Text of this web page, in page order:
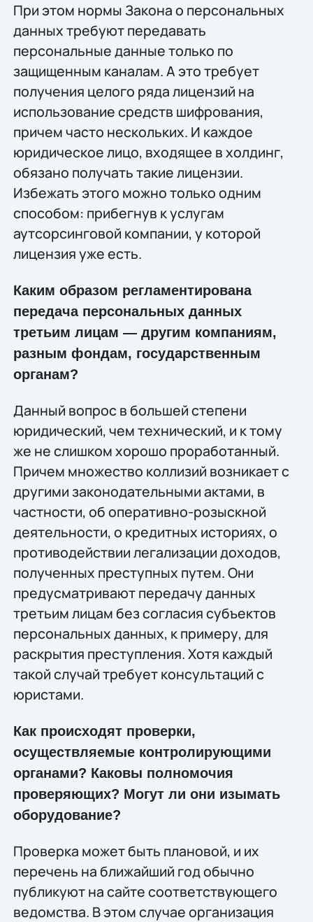
При этом нормы Закона о персональных
данных требуют передавать
персональные данные только по
защищенным каналам. А это требует
получения целого ряда лицензий на
использование средств шифрования,
причем часто нескольких. И каждое
юридическое лицо, входящее в холдинг,
обя­зано получать такие лицензии.
Избежать этого можно только одним
способом: прибегнув к услугам
аутсорсинговой компании, у которой
лицензия уже есть.
Каким образом регламентирована
передача персональных данных
третьим лицам — другим компаниям,
разным фондам, государственным
органам?
Данный вопрос в большей степени
юридический, чем технический, и к тому
же не слишком хорошо проработанный.
Причем множество коллизий возникает с
другими законодательными актами, в
частности, об оперативно-розыскной
деятельности, о кредитных историях, о
противодействии легализации доходов,
полученных преступных путем. Они
предусматривают передачу данных
третьим лицам без согласия субъектов
персональных данных, к примеру, для
раскрытия преступления. Хотя каждый
такой случай требует консультаций с
юристами.
Как происходят проверки,
осуществляемые контролирующими
органами? Каковы полномочия
проверяющих? Могут ли они изымать
оборудование?
Проверка может быть плановой, и их
перечень на ближайший год обычно
публикуют на сайте соответствующего
ведомства. В этом случае организация